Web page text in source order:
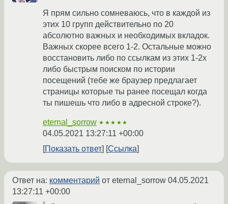
Я прям сильно сомневаюсь, что в каждой из
этих 10 групп действительно по 20
абсолютно важных и необходимых вкладок.
Важных скорее всего 1-2. Остальные можно
восстановить либо по ссылкам из этих 1-2х
либо быстрым поиском по истории
посещений (тебе же браузер предлагает
страницы которые ты ранее посещал когда
ты пишешь что либо в адресной строке?).
eternal_sorrow ★★★★★
04.05.2021 13:27:11 +00:00
Показать ответ
Ссылка
Ответ на: комментарий от eternal_sorrow 04.05.2021
13:27:11 +00:00